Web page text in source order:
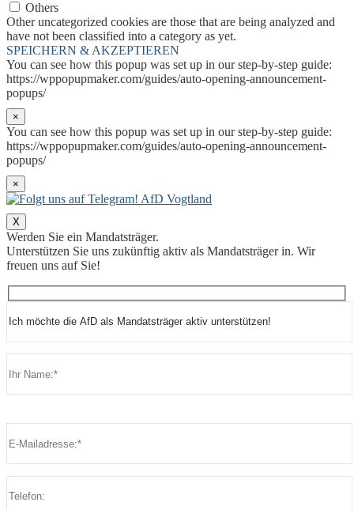
Others
Other uncategorized cookies are those that are being analyzed and
have not been classified into a category as yet.
SPEICHERN & AKZEPTIEREN
You can see how this popup was set up in our step-by-step guide:
https://wppopupmaker.com/guides/auto-opening-announcement-
popups/
×
You can see how this popup was set up in our step-by-step guide:
https://wppopupmaker.com/guides/auto-opening-announcement-
popups/
×
X
Werden Sie ein Mandatsträger.
Unterstützen Sie uns zukünftig aktiv als Mandatsträger in. Wir
freuen uns auf Sie!
Bitte lasse dieses Feld leer.